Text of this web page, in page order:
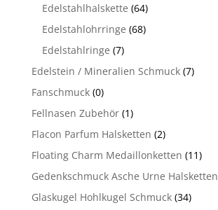
Edelstahlhalskette (64)
Edelstahlohrringe (68)
Edelstahlringe (7)
Edelstein / Mineralien Schmuck (7)
Fanschmuck (0)
Fellnasen Zubehör (1)
Flacon Parfum Halsketten (2)
Floating Charm Medaillonketten (11)
Gedenkschmuck Asche Urne Halsketten
Glaskugel Hohlkugel Schmuck (34)